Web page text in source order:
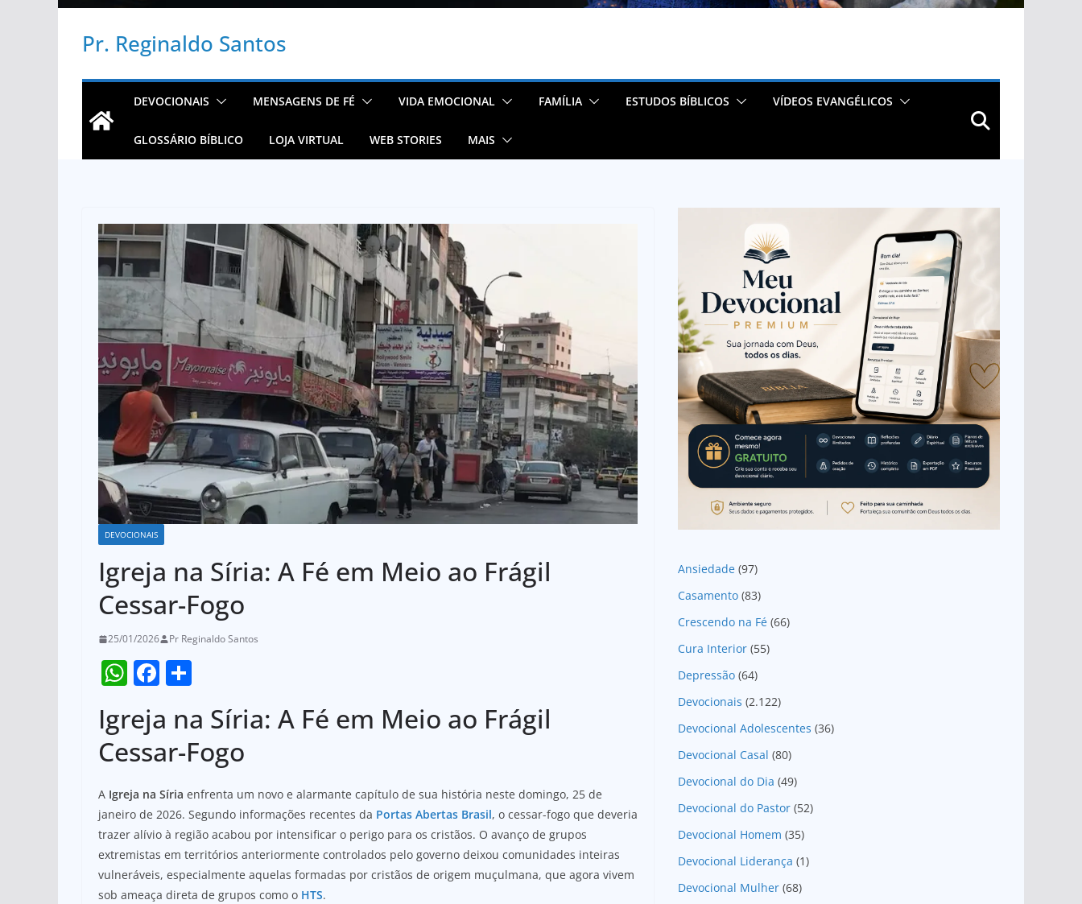
Pr. Reginaldo Santos
DEVOCIONAIS MENSAGENS DE FÉ VIDA EMOCIONAL FAMÍLIA ESTUDOS BÍBLICOS VÍDEOS EVANGÉLICOS
GLOSSÁRIO BÍBLICO LOJA VIRTUAL WEB STORIES MAIS
DEVOCIONAIS
Igreja na Síria: A Fé em Meio ao Frágil
Cessar-Fogo
25/01/2026 Pr Reginaldo Santos
W
at
s
p
p
F
c
e
o
o
k
ar
e
Igreja na Síria: A Fé em Meio ao Frágil
Cessar-Fogo
A Igreja na Síria enfrenta um novo e alarmante capítulo de sua história neste domingo, 25 de
janeiro de 2026. Segundo informações recentes da Portas Abertas Brasil, o cessar-fogo que deveria
trazer alívio à região acabou por intensificar o perigo para os cristãos. O avanço de grupos
extremistas em territórios anteriormente controlados pelo governo deixou comunidades inteiras
vulneráveis, especialmente aquelas formadas por cristãos de origem muçulmana, que agora vivem
sob ameaça direta de grupos como o HTS.
Ansiedade (97)
Casamento (83)
Crescendo na Fé (66)
Cura Interior (55)
Depressão (64)
Devocionais (2.122)
Devocional Adolescentes (36)
Devocional Casal (80)
Devocional do Dia (49)
Devocional do Pastor (52)
Devocional Homem (35)
Devocional Liderança (1)
Devocional Mulher (68)